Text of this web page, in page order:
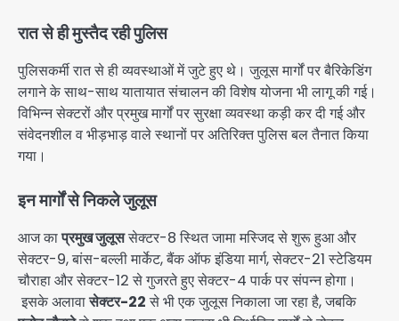
रात से ही मुस्तैद रही पुलिस
पुलिसकर्मी रात से ही व्यवस्थाओं में जुटे हुए थे। जुलूस मार्गों पर बैरिकेडिंग
लगाने के साथ-साथ यातायात संचालन की विशेष योजना भी लागू की गई।
विभिन्न सेक्टरों और प्रमुख मार्गों पर सुरक्षा व्यवस्था कड़ी कर दी गई और
संवेदनशील व भीड़भाड़ वाले स्थानों पर अतिरिक्त पुलिस बल तैनात किया
गया।
इन मार्गों से निकले जुलूस
आज काप्रमुख जुलूससेक्टर-8 स्थित जामा मस्जिद से शुरू हुआ और
सेक्टर-9, बांस-बल्ली मार्केट, बैंक ऑफ इंडिया मार्ग, सेक्टर-21 स्टेडियम
चौराहा और सेक्टर-12 से गुजरते हुए सेक्टर-4 पार्क पर संपन्न होगा।
इसके अलावासेक्टर-22से भी एक जुलूस निकाला जा रहा है, जबकि